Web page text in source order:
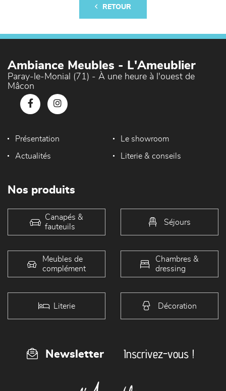
RETOUR
Ambiance Meubles - L'Ameublier
Paray-le-Monial (71) - À une heure à l'ouest de
Mâcon
Présentation Le showroom
Actualités Literie & conseils
Nos produits
Canapés &
fauteuils
Séjours
Meubles de
complément
Chambres &
dressing
Literie Décoration
Newsletter Inscrivez-vous !